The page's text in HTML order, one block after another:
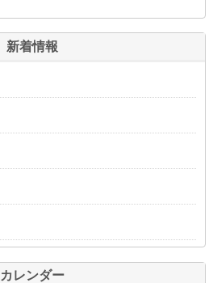
新着情報
カレンダー